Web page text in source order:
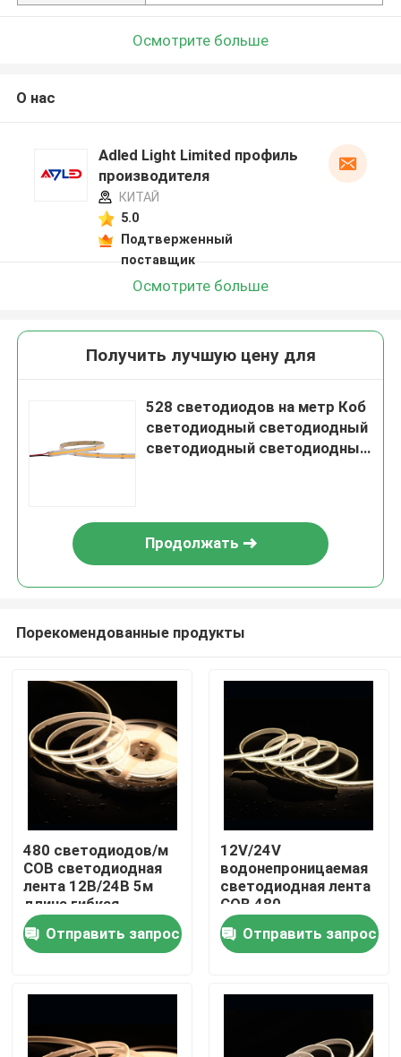
Дом
Продукты
Видео
Осмотрите больше
О нас
Adled Light Limited профиль
производителя
КИТАЙ
5.0
Подтверженный
поставщик
Осмотрите больше
Получить лучшую цену для
528 светодиодов на метр Коб
светодиодный светодиодный
светодиодный светодиодный
Продолжать
Порекомендованные продукты
480 светодиодов/м
COB светодиодная
лента 12В/24В 5м
длина гибкая
конструкция без
теплых/холодных
белых пятен
Отправить запрос
12V/24V
водонепроницаемая
светодиодная лента
COB 480
светодиодов / м
Идеально подходит
для требовательных
Отправить запрос